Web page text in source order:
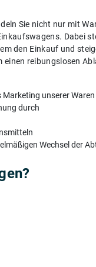
Sie nicht nur mit
Dabei
den Einkauf und
reibungslosen
unserer Waren
durch
Wechsel der